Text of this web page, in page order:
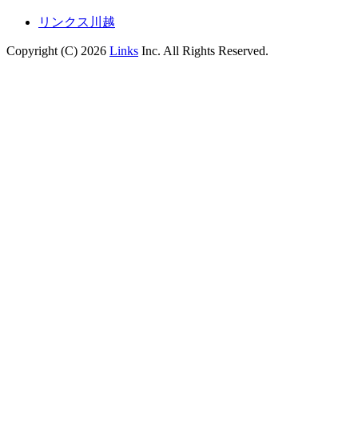
リンクス川越
Copyright (C) 2026 Links Inc. All Rights Reserved.